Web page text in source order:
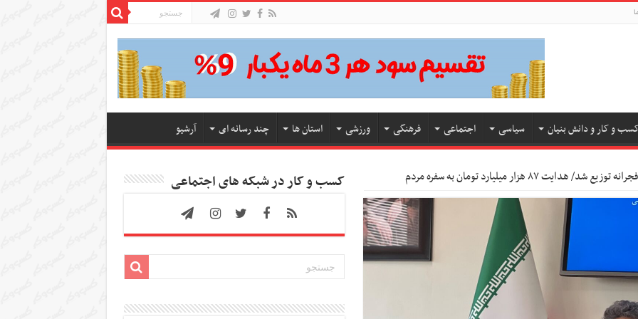
و کار و دانش بنیان سیاسی اجتماعی فرهنگی ورزشی استان ها چند رسانه ای آرشیو
کسب و کار در شبکه های اجتماعی